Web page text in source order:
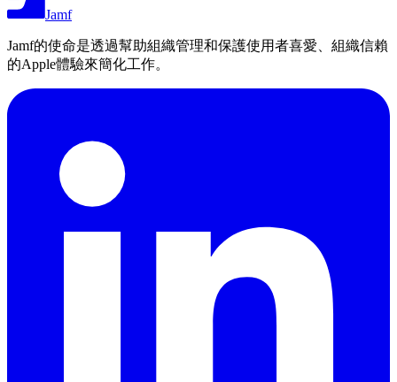
Jamf
Jamf的使命是透過幫助組織管理和保護使用者喜愛、組織信賴
的Apple體驗來簡化工作。